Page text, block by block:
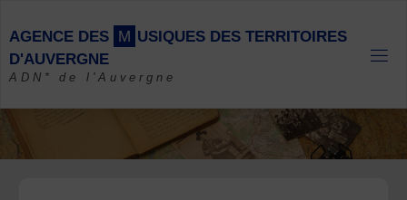
content
AGENCE DES M USIQUES DES TERRITOIRES
D'AUVERGNE
ADN* de l'Auvergne